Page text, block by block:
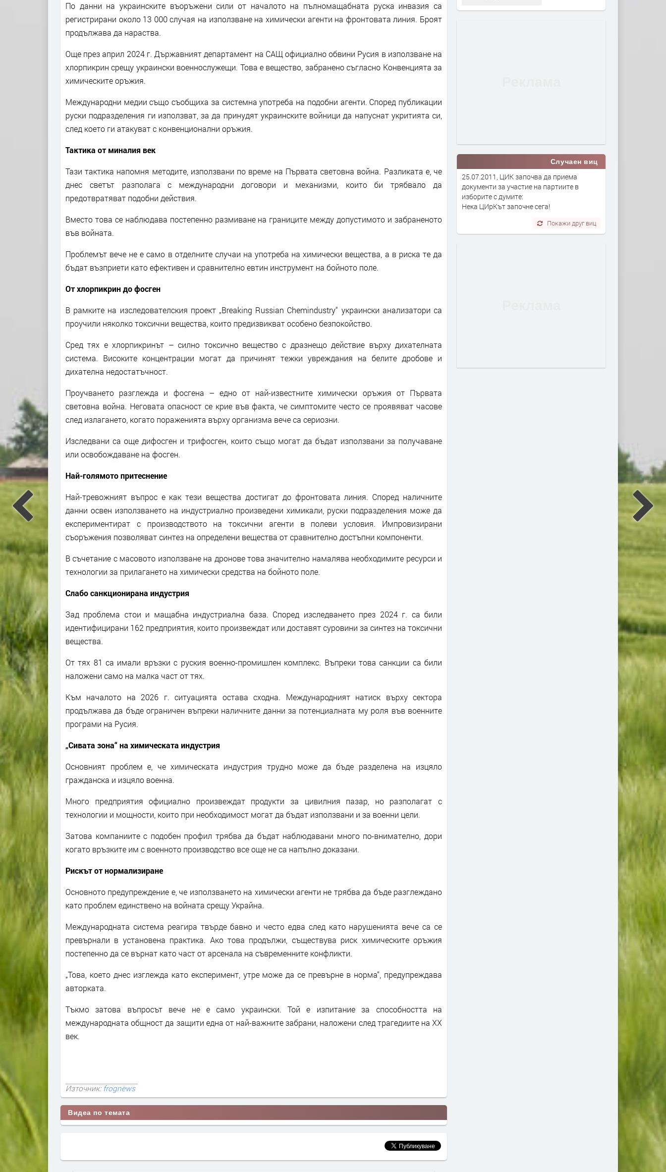
По данни на украинските въоръжени сили от началото на пълномащабната руска инвазия са
регистрирани около 13 000 случая на използване на химически агенти на фронтовата линия. Броят
продължава да нараства.
Още през април 2024 г. Държавният департамент на САЩ официално обвини Русия в използване на
хлорпикрин срещу украински военнослужещи. Това е вещество, забранено съгласно Конвенцията за
химическите оръжия.
Международни медии също съобщиха за системна употреба на подобни агенти. Според публикации
руски подразделения ги използват, за да принудят украинските войници да напуснат укритията си,
след което ги атакуват с конвенционални оръжия.
Тактика от миналия век
Тази тактика напомня методите, използвани по време на Първата световна война. Разликата е, че
днес светът разполага с международни договори и механизми, които би трябвало да
предотвратяват подобни действия.
Вместо това се наблюдава постепенно размиване на границите между допустимото и забраненото
във войната.
Проблемът вече не е само в отделните случаи на употреба на химически вещества, а в риска те да
бъдат възприети като ефективен и сравнително евтин инструмент на бойното поле.
От хлорпикрин до фосген
В рамките на изследователския проект „Breaking Russian Chemindustry“ украински анализатори са
проучили няколко токсични вещества, които предизвикват особено безпокойство.
Сред тях е хлорпикринът – силно токсично вещество с дразнещо действие върху дихателната
система. Високите концентрации могат да причинят тежки увреждания на белите дробове и
дихателна недостатъчност.
Проучването разглежда и фосгена – едно от най-известните химически оръжия от Първата
световна война. Неговата опасност се крие във факта, че симптомите често се проявяват часове
след излагането, когато пораженията върху организма вече са сериозни.
Изследвани са още дифосген и трифосген, които също могат да бъдат използвани за получаване
или освобождаване на фосген.
Най-голямото притеснение
Най-тревожният въпрос е как тези вещества достигат до фронтовата линия. Според наличните
данни освен използването на индустриално произведени химикали, руски подразделения може да
експериментират с производството на токсични агенти в полеви условия. Импровизирани
съоръжения позволяват синтез на определени вещества от сравнително достъпни компоненти.
В съчетание с масовото използване на дронове това значително намалява необходимите ресурси и
технологии за прилагането на химически средства на бойното поле.
Слабо санкционирана индустрия
Зад проблема стои и мащабна индустриална база. Според изследването през 2024 г. са били
идентифицирани 162 предприятия, които произвеждат или доставят суровини за синтез на токсични
вещества.
От тях 81 са имали връзки с руския военно-промишлен комплекс. Въпреки това санкции са били
наложени само на малка част от тях.
Към началото на 2026 г. ситуацията остава сходна. Международният натиск върху сектора
продължава да бъде ограничен въпреки наличните данни за потенциалната му роля във военните
програми на Русия.
„Сивата зона“ на химическата индустрия
Основният проблем е, че химическата индустрия трудно може да бъде разделена на изцяло
гражданска и изцяло военна.
Много предприятия официално произвеждат продукти за цивилния пазар, но разполагат с
технологии и мощности, които при необходимост могат да бъдат използвани и за военни цели.
Затова компаниите с подобен профил трябва да бъдат наблюдавани много по-внимателно, дори
когато връзките им с военното производство все още не са напълно доказани.
Рискът от нормализиране
Основното предупреждение е, че използването на химически агенти не трябва да бъде разглеждано
като проблем единствено на войната срещу Украйна.
Международната система реагира твърде бавно и често едва след като нарушенията вече са се
превърнали в установена практика. Ако това продължи, съществува риск химическите оръжия
постепенно да се върнат като част от арсенала на съвременните конфликти.
„Това, което днес изглежда като експеримент, утре може да се превърне в норма“, предупреждава
авторката.
Тъкмо затова въпросът вече не е само украински. Той е изпитание за способността на
международната общност да защити една от най-важните забрани, наложени след трагедиите на XX
век.
Източник:frognews
Видеа по темата
Случаен виц
25.07.2011, ЦИК започва да приема
документи за участие на партиите в
изборите с думите:
Нека ЦИрКът започне сега!
Покажи друг виц